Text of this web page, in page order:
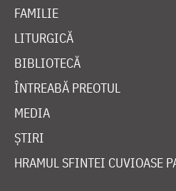
FAMILIE
LITURGICĂ
BIBLIOTECĂ
ÎNTREABĂ PREOTUL
MEDIA
ȘTIRI
HRAMUL SFINTEI CUVIOASE